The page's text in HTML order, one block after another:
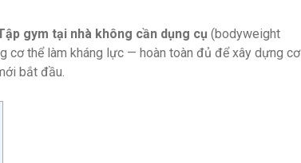
gym tại nhà không cần dụng cụ (bodyweight
cơ thể làm kháng lực — hoàn toàn đủ để xây dựng cơ
bắt đầu.